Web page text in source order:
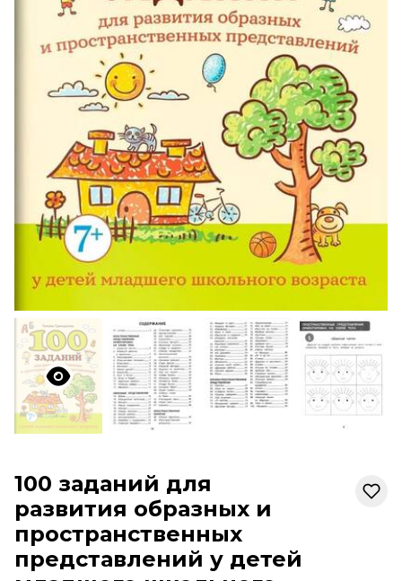
100 заданий для
развития образных и
пространственных
представлений у детей